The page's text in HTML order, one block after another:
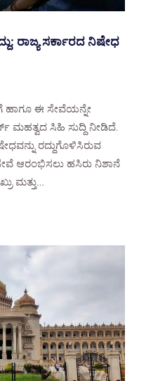
ರಾಜ್ಯ ಸರ್ಕಾರದ ನಿಷೇಧ
ಹಾಗೂ ಈ ಸೇವೆಯನ್ನೇ
ಮಹತ್ವದ ಸಿಹಿ ಸುದ್ದಿ ನೀಡಿದೆ.
ರದ್ದುಗೊಳಿಸಿರುವ
ಆರಂಭಿಸಲು ಹಸಿರು ನಿಶಾನೆ
ಮತ್ತು…